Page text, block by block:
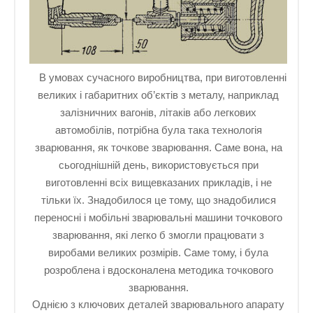
В умовах сучасного виробництва, при виготовленні
великих і габаритних об’єктів з металу, наприклад
залізничних вагонів, літаків або легкових
автомобілів, потрібна була така технологія
зварювання, як точкове зварювання. Саме вона, на
сьогоднішній день, використовується при
виготовленні всіх вищевказаних прикладів, і не
тільки їх. Знадобилося це тому, що знадобилися
переносні і мобільні зварювальні машини точкового
зварювання, які легко б змогли працювати з
виробами великих розмірів. Саме тому, і була
розроблена і вдосконалена методика точкового
зварювання.
Однією з ключових деталей зварювального апарату